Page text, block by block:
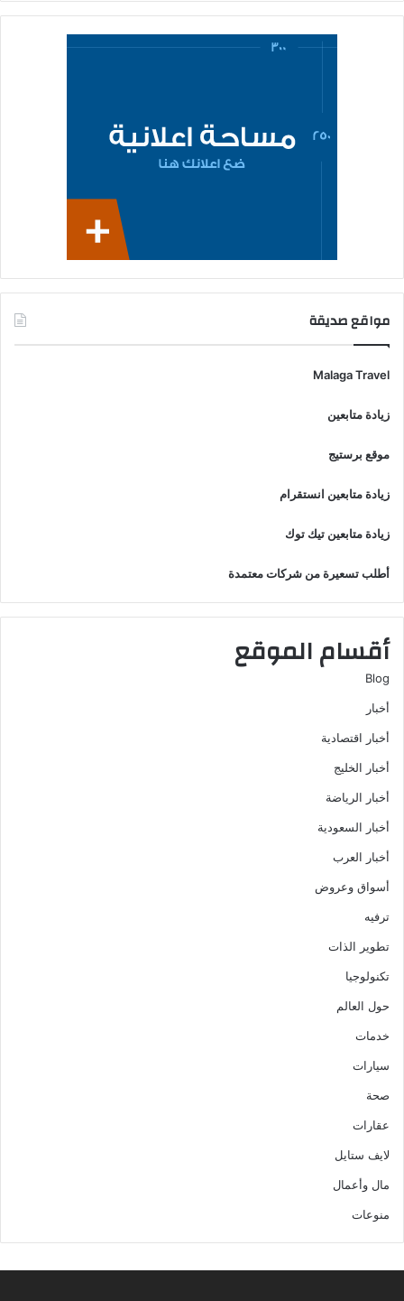
مواقع صديقة
Malaga Travel
زيادة متابعين
موقع برستيج
زيادة متابعين انستقرام
زيادة متابعين تيك توك
أطلب تسعيرة من شركات معتمدة
أقسام الموقع
Blog
أخبار
أخبار اقتصادية
أخبار الخليج
أخبار الرياضة
أخبار السعودية
أخبار العرب
أسواق وعروض
ترفيه
تطوير الذات
تكنولوجيا
حول العالم
خدمات
سيارات
صحة
عقارات
لايف ستايل
مال وأعمال
منوعات